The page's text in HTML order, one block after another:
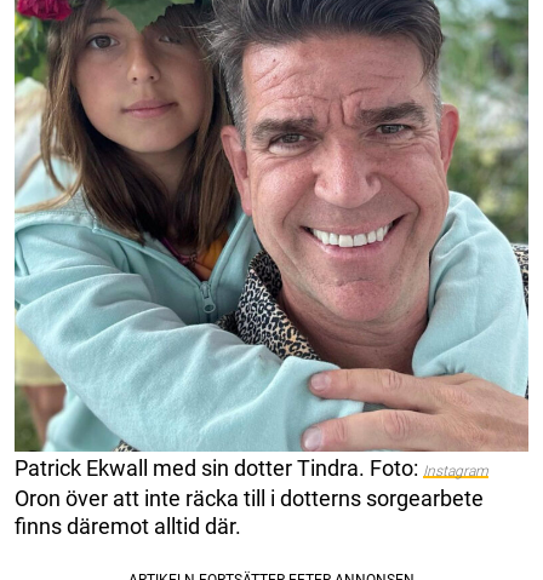
Patrick Ekwall med sin dotter Tindra. Foto: Instagram
Oron över att inte räcka till i dotterns sorgearbete
finns däremot alltid där.